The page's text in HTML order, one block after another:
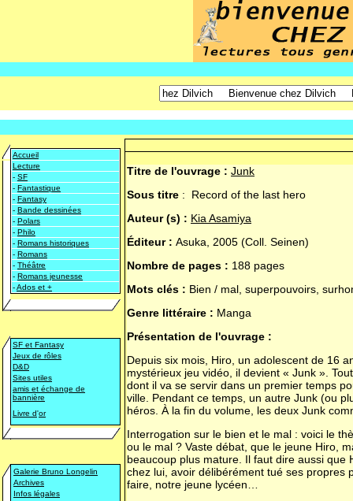
Accueil
Lecture
- SF
- Fantastique
- Fantasy
- Bande dessinées
- Polars
- Philo
- Romans historiques
- Romans
- Théâtre
- Romans jeunesse
-Ados et +
SF et Fantasy
Jeux de rôles
D&D
Sites utiles
amis et échange de
bannière
Livre d'or
Galerie Bruno Longelin
Archives
Infos légales
Titre de l'ouvrage : Junk
Sous titre :
Record of the last hero
Auteur (s) : Kia Asamiya
Éditeur : Asuka, 2005 (Coll. Seinen)
Nombre de pages : 188 pages
Mots clés : Bien / mal, superpouvoirs,
Genre littéraire : Manga
Présentation de l'ouvrage :
Depuis six mois, Hiro, un adolescent de 16
mystérieux jeu vidéo, il devient « Junk ».
dont il va se servir dans un premier temps
ville. Pendant ce temps, un autre Junk (ou
héros. À la fin du volume, les deux Junk
Interrogation sur le bien et le mal : voici le
ou le mal ? Vaste débat, que le jeune Hiro,
beaucoup plus mature. Il faut dire aussi
chez lui, avoir délibérément tué ses propres
faire, notre jeune lycéen…